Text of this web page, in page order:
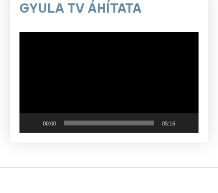
GYULA TV ÁHÍTATA
00:00 05:16